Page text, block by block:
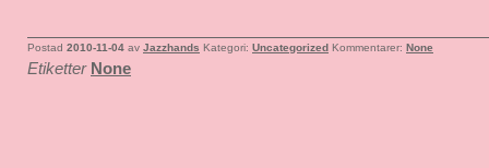
Postad 2010-11-04 av Jazzhands Kategori: Uncategorized Kommentarer: None
Etiketter None